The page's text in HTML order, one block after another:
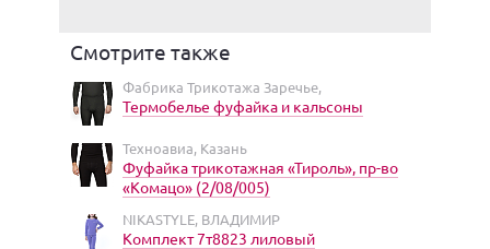
Смотрите также
Фабрика Трикотажа Заречье,
Термобелье фуфайка и кальсоны
Техноавиа, Казань
Фуфайка трикотажная «Тироль», пр-во
«Комацо» (2/08/005)
NIKASTYLE, ВЛАДИМИР
Комплект 7т8823 лиловый